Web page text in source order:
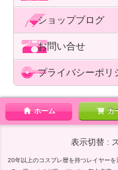
ショップブログ
お問い合せ
プライバシーポリ
ホーム カ
表示切替 :
20年以上のコスプレ暦を持つレイヤー